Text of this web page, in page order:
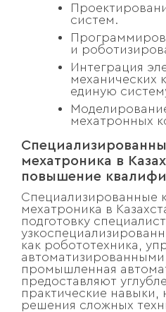
систем.
и
Интеграция
механических
единую
мехатронных
мехатроника в
повышение
Специализированные
мехатроника в
подготовку
как робототехника,
промышленная
предоставляют
практические навыки,
решения сложных